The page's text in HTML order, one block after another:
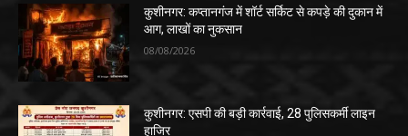
कुशीनगर: कप्तानगंज में शॉर्ट सर्किट से कपड़े की दुकान में
आग, लाखों का नुकसान
08/08/2026
कुशीनगर: एसपी की बड़ी कार्रवाई, 28 पुलिसकर्मी लाइन
हाजिर